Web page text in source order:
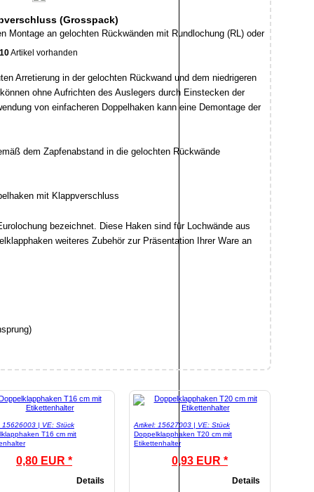
(Grosspack)
10Artikel vorhanden
Montage an gelochten Rückwänden mit Rundlochung (RL) oder
Arretierung in der gelochten Rückwand und dem niedrigeren
ohne Aufrichten des Auslegers durch Einstecken der
von einfacheren Doppelhaken kann eine Demontage der
dem Zapfenabstand in die gelochten Rückwände
bezeichnet. Diese Haken sind für Lochwände aus
weiteres Zubehör zur Präsentation Ihrer Ware an
15626003 | VE: Stück
T16 cm mit
0,80 EUR *
Details
Artikel: 15627003 | VE: Stück
Doppelklapphaken T20 cm mit
Etikettenhalter
0,93 EUR *
Details